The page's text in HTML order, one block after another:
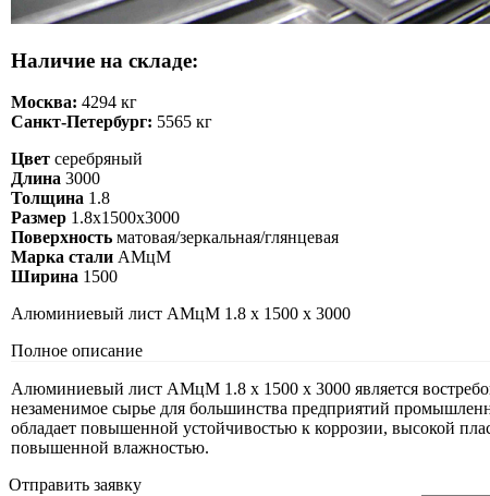
Наличие на складе:
Москва: 4294 кг
Санкт-Петербург: 5565 кг
Цвет серебряный
Длина 3000
Толщина 1.8
Размер 1.8х1500х3000
Поверхность матовая/зеркальная/глянцевая
Марка стали АМцМ
Ширина 1500
Алюминиевый лист АМцМ 1.8 х 1500 х 3000
Полное описание
Алюминиевый лист АМцМ 1.8 х 1500 х 3000 является
незаменимое сырье для большинства предприятий
обладает повышенной устойчивостью к коррозии, высокой
повышенной влажностью.
Отправить заявку